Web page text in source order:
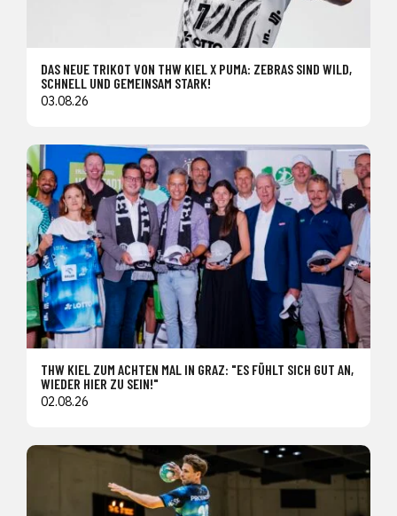
DAS NEUE TRIKOT VON THW KIEL X PUMA: ZEBRAS SIND WILD,
SCHNELL UND GEMEINSAM STARK!
03.08.26
THW KIEL ZUM ACHTEN MAL IN GRAZ: "ES FÜHLT SICH GUT AN,
WIEDER HIER ZU SEIN!"
02.08.26